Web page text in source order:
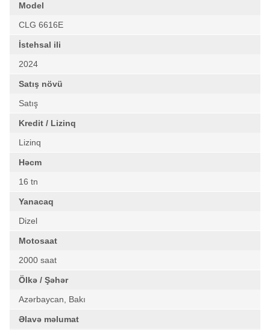
Model
CLG 6616E
İstehsal ili
2024
Satış növü
Satış
Kredit / Lizinq
Lizinq
Həcm
16 tn
Yanacaq
Dizel
Motosaat
2000 saat
Ölkə / Şəhər
Azərbaycan, Bakı
Əlavə məlumat